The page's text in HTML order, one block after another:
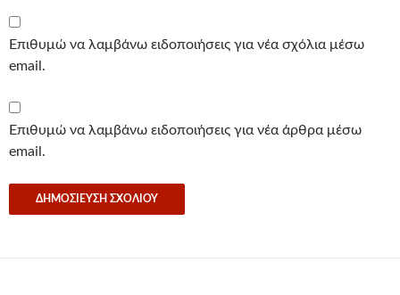
Επιθυμώ να λαμβάνω ειδοποιήσεις για νέα σχόλια μέσω
email.
Επιθυμώ να λαμβάνω ειδοποιήσεις για νέα άρθρα μέσω
email.